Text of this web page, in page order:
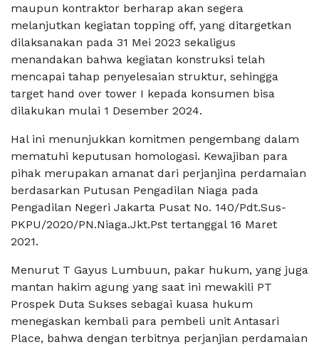
maupun kontraktor berharap akan segera
melanjutkan kegiatan topping off, yang ditargetkan
dilaksanakan pada 31 Mei 2023 sekaligus
menandakan bahwa kegiatan konstruksi telah
mencapai tahap penyelesaian struktur, sehingga
target hand over tower I kepada konsumen bisa
dilakukan mulai 1 Desember 2024.
Hal ini menunjukkan komitmen pengembang dalam
mematuhi keputusan homologasi. Kewajiban para
pihak merupakan amanat dari perjanjina perdamaian
berdasarkan Putusan Pengadilan Niaga pada
Pengadilan Negeri Jakarta Pusat No. 140/Pdt.Sus-
PKPU/2020/PN.Niaga.Jkt.Pst tertanggal 16 Maret
2021.
Menurut T Gayus Lumbuun, pakar hukum, yang juga
mantan hakim agung yang saat ini mewakili PT
Prospek Duta Sukses sebagai kuasa hukum
menegaskan kembali para pembeli unit Antasari
Place, bahwa dengan terbitnya perjanjian perdamaian